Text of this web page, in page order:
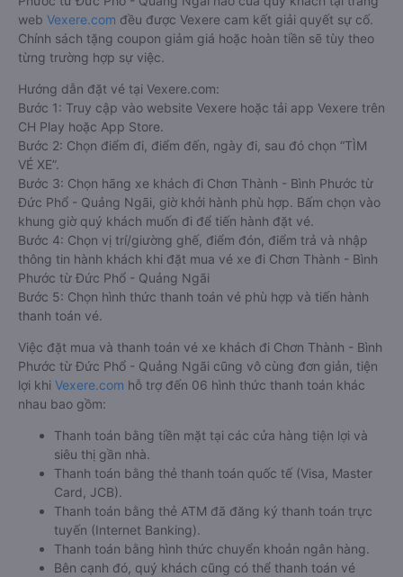
web Vexere.com đều được Vexere cam kết giải quyết sự cố.
Chính sách tặng coupon giảm giá hoặc hoàn tiền sẽ tùy theo
từng trường hợp sự việc.
Hướng dẫn đặt vé tại Vexere.com:
Bước 1: Truy cập vào website Vexere hoặc tải app Vexere trên
CH Play hoặc App Store.
Bước 2: Chọn điểm đi, điểm đến, ngày đi, sau đó chọn “TÌM
VÉ XE”.
Bước 3: Chọn hãng xe khách đi Chơn Thành - Bình Phước từ
Đức Phổ - Quảng Ngãi, giờ khởi hành phù hợp. Bấm chọn vào
khung giờ quý khách muốn đi để tiến hành đặt vé.
Bước 4: Chọn vị trí/giường ghế, điểm đón, điểm trả và nhập
thông tin hành khách khi đặt mua vé xe đi Chơn Thành - Bình
Phước từ Đức Phổ - Quảng Ngãi
Bước 5: Chọn hình thức thanh toán vé phù hợp và tiến hành
thanh toán vé.
Việc đặt mua và thanh toán vé xe khách đi Chơn Thành - Bình
Phước từ Đức Phổ - Quảng Ngãi cũng vô cùng đơn giản, tiện
lợi khi Vexere.com hỗ trợ đến 06 hình thức thanh toán khác
nhau bao gồm:
Thanh toán bằng tiền mặt tại các cửa hàng tiện lợi và
siêu thị gần nhà.
Thanh toán bằng thẻ thanh toán quốc tế (Visa, Master
Card, JCB).
Thanh toán bằng thẻ ATM đã đăng ký thanh toán trực
tuyến (Internet Banking).
Thanh toán bằng hình thức chuyển khoản ngân hàng.
Bên cạnh đó, quý khách cũng có thể thanh toán vé